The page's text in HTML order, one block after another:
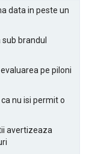
data in peste un
brandul
pe piloni
nu isi permit o
avertizeaza